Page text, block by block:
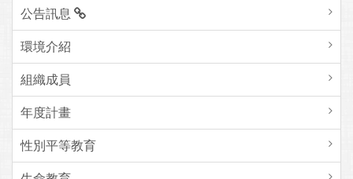
公告訊息
環境介紹
組織成員
年度計畫
性別平等教育